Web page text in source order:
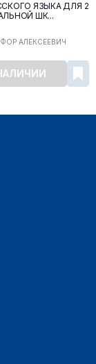
ЯЗЫКА ДЛЯ 2
ШК...
АЛЕКСЕЕВИЧ